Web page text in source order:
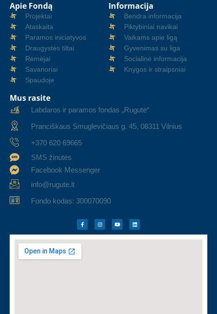
Apie Fondą
Projektai
Ataskaita
Paramos iniciatyvos
Draugystės tiltai
Rėmėjai
Savanoriai
Spaudoje
Informacija
Bendra informacija
Piktybiniai navikai
Vaikams apie ligą
Gyvenimas su liga
Socialinė informacija
Knygos ir straipsniai
Mus rasite
Labdaros ir paramos fondas „Rugutė“
Pranciškaus Smuglevičiaus g. 45, 08311 Vilnius
+370 620 69665
SMS žinutės
Facebook Messenger
info@rugute.lt
Fondo kodas: 300070090